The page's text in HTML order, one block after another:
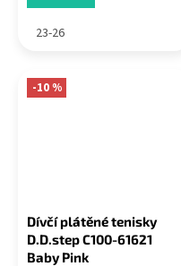
23-26
-10 %
Dívčí plátěné tenisky
D.D.step C100-61621
Baby Pink